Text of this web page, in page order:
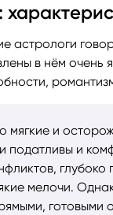
астрологи
в нём очень
мягкие и
податливы и
мелочи.
готовыми